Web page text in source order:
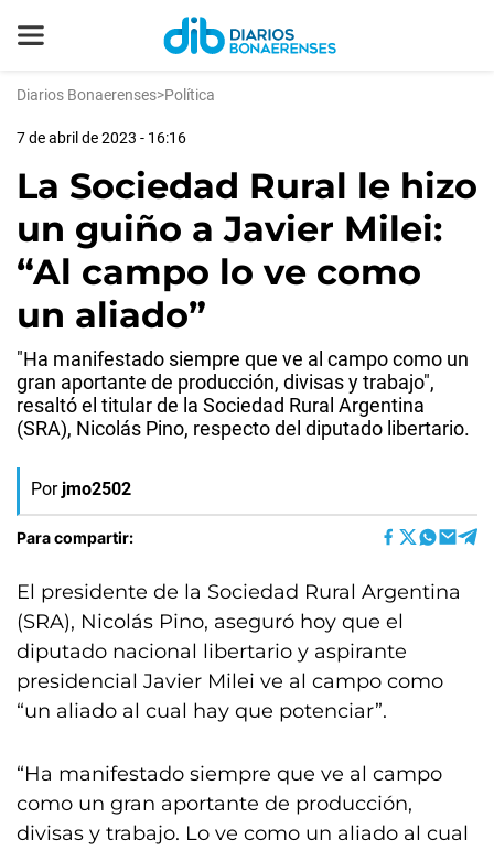
Diarios Bonaerenses>Política
7 de abril de 2023 - 16:16
La Sociedad Rural le hizo
un guiño a Javier Milei:
“Al campo lo ve como
un aliado”
"Ha manifestado siempre que ve al campo como un
gran aportante de producción, divisas y trabajo",
resaltó el titular de la Sociedad Rural Argentina
(SRA), Nicolás Pino, respecto del diputado libertario.
Por jmo2502
Para compartir:
El presidente de la Sociedad Rural Argentina
(SRA), Nicolás Pino, aseguró hoy que el
diputado nacional libertario y aspirante
presidencial Javier Milei ve al campo como
“un aliado al cual hay que potenciar”.
“Ha manifestado siempre que ve al campo
como un gran aportante de producción,
divisas y trabajo. Lo ve como un aliado al cual